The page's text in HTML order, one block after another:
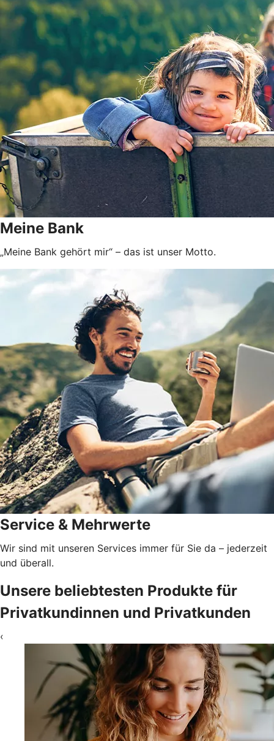
Meine Bank
„Meine Bank gehört mir“ – das ist unser Motto.
Service & Mehrwerte
Wir sind mit unseren Services immer für Sie da – jederzeit
und überall.
Unsere beliebtesten Produkte für
Privatkundinnen und Privatkunden
‹